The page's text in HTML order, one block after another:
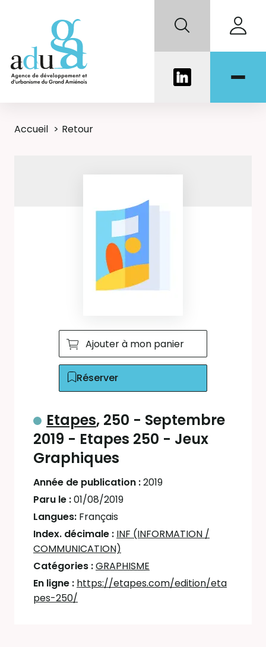
Accueil Retour
Ajouter à mon panier
Réserver
Etapes, 250 - Septembre
2019 - Etapes 250 - Jeux
Graphiques
Année de publication :2019
Paru le :01/08/2019
Langues: Français
Index. décimale : INF (INFORMATION /
COMMUNICATION)
Catégories :GRAPHISME
En ligne : https://etapes.com/edition/eta
pes-250/